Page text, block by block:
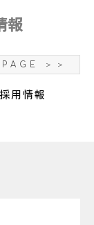
報
＞＞
採用情報